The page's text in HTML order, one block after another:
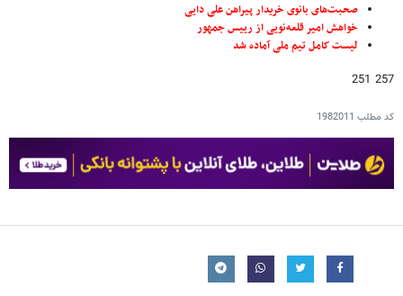
صحبت‌های بانوی خریدار پیراهن علی دایی
خواهش امیر قلعه‌نویی از رییس جمهور
لیست کامل تیم ملی آماده شد
257 251
کد مطلب 1982011